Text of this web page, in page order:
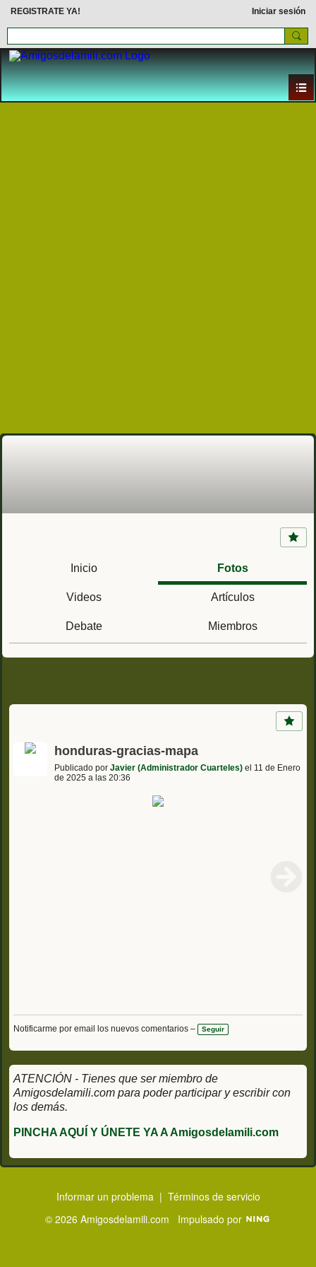
REGISTRATE YA! Iniciar sesión
Inicio Fotos
Videos Artículos
Debate Miembros
honduras-gracias-mapa
Publicado por Javier (Administrador Cuarteles) el 11 de Enero
de 2025 a las 20:36
Notificarme por email los nuevos comentarios – Seguir
ATENCIÓN - Tienes que ser miembro de
Amigosdelamili.com para poder participar y escribir con
los demás.
PINCHA AQUÍ Y ÚNETE YA A Amigosdelamili.com
Informar un problema| Términos de servicio
© 2026 Amigosdelamili.com Impulsado por